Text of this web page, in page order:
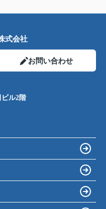
式会社
お問い合わせ
ル2階